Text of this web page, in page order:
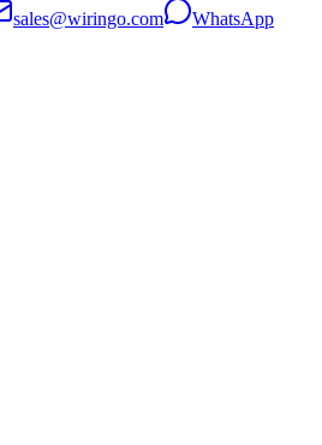
sales@wiringo.com WhatsApp